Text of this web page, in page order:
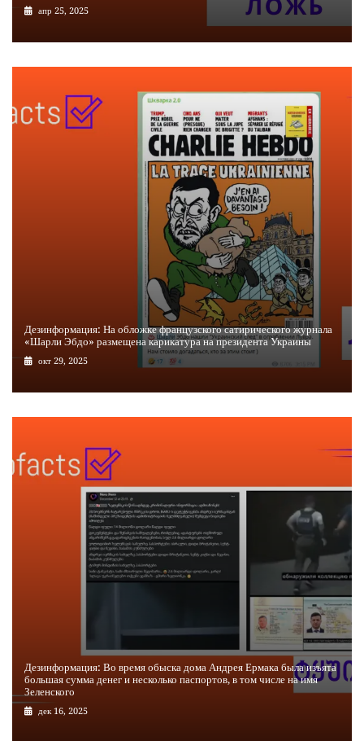
апр 25, 2025
Дезинформация: На обложке французского сатирического журнала
«Шарли Эбдо» размещена карикатура на президента Украины
окт 29, 2025
Дезинформация: Во время обыска дома Андрея Ермака была изъята
большая сумма денег и несколько паспортов, в том числе на имя
Зеленского
дек 16, 2025